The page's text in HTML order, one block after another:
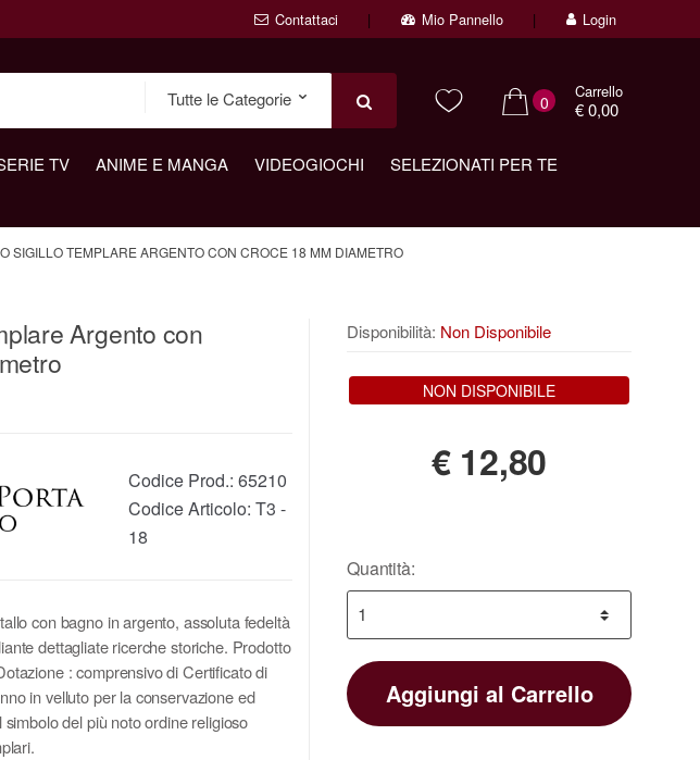
Contattaci Mio Pannello Login
0
Carrello
€ 0,00
TV ANIME E MANGA VIDEOGIOCHI
SELEZIONATI PER TE
SIGILLO TEMPLARE ARGENTO CON CROCE 18 MM DIAMETRO
Argento con
Codice Prod.: 65210
Codice Articolo: T3 -
18
con bagno in argento, assoluta fedeltà
dettagliate ricerche storiche. Prodotto
: comprensivo di Certificato di
in velluto per la conservazione ed
del più noto ordine religioso
Disponibilità: Non Disponibile
NON DISPONIBILE
€ 12,80
Quantità:
Aggiungi al Carrello